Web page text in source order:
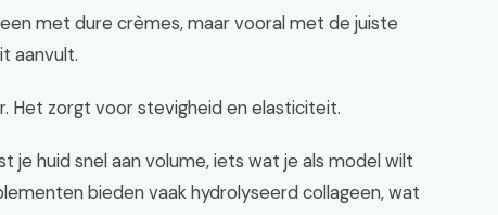
met dure crèmes, maar vooral met de juiste
aanvult.
Het zorgt voor stevigheid en elasticiteit.
je huid snel aan volume, iets wat je als model wilt
bieden vaak hydrolyseerd collageen, wat